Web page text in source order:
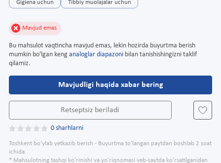
Gigiena uchun Tibbiy muolajalar uchun
Mavjud emas
Bu mahsulot vaqtincha mavjud emas, lekin hozirda buyurtma berish
mumkin bo'lgan keng analoglar diapazoni bilan tanishishingizni taklif
qilamiz.
Mavjudligi haqida xabar bering
Retseptsiz beriladi
0 sharhlarni
Toshkent bo'ylab yetkazib berish - Buyurtma to'langan paytdan boshlab 2 soat
ichida.
* Mahsulotning tashqi ko'rinishi va yo'riqnomasi veb-saytda ko'rsatilganidan